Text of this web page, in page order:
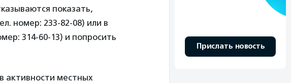
показать,
номер: 233-82-08) или в
314-60-13) и попросить
активности местных
Прислать новость